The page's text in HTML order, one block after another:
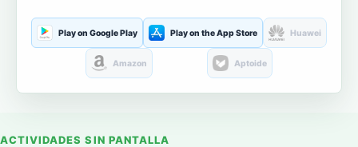
Play on Google Play Play on the App Store Huawei
Amazon Aptoide
ACTIVIDADES SIN PANTALLA